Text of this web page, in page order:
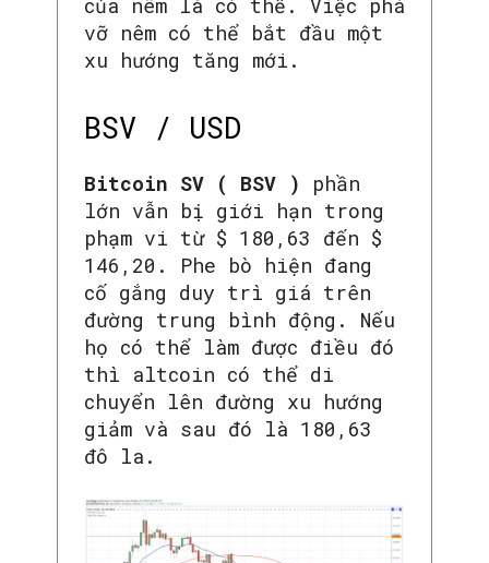
của nêm là có thể. Việc phá
vỡ nêm có thể bắt đầu một
xu hướng tăng mới.
BSV / USD
Bitcoin SV ( BSV ) phần
lớn vẫn bị giới hạn trong
phạm vi từ $ 180,63 đến $
146,20. Phe bò hiện đang
cố gắng duy trì giá trên
đường trung bình động. Nếu
họ có thể làm được điều đó
thì altcoin có thể di
chuyển lên đường xu hướng
giảm và sau đó là 180,63
đô la.